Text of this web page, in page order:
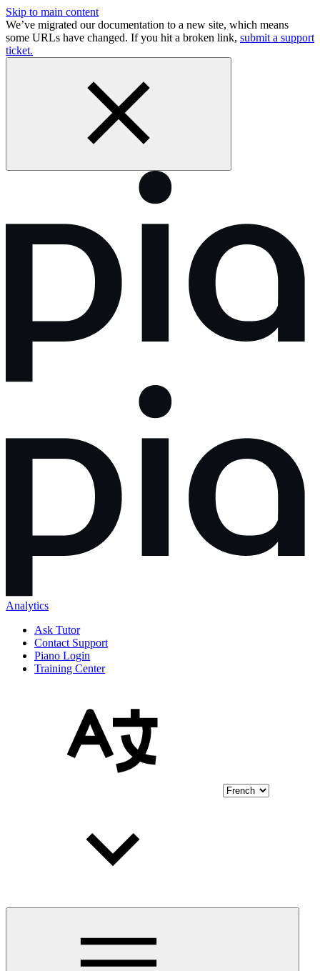
Skip to main content
We’ve migrated our documentation to a new site, which means
some URLs have changed. If you hit a broken link, submit a support
ticket.
Analytics
Ask Tutor
Contact Support
Piano Login
Training Center